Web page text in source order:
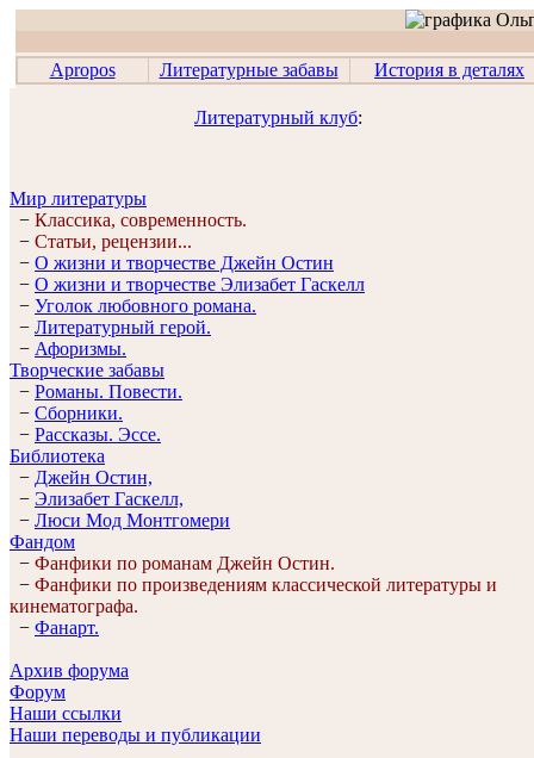
Apropos Литературные забавы История в деталях
Литературный клуб:
Мир литературы
− Классика, современность.
− Статьи, рецензии...
− О жизни и творчестве Джейн Остин
− О жизни и творчестве Элизабет Гaскелл
− Уголок любовного романа.
− Литературный герой.
− Афоризмы.
Творческие забавы
− Романы. Повести.
− Сборники.
− Рассказы. Эссe.
Библиотека
− Джейн Остин,
− Элизабет Гaскелл,
− Люси Мод Монтгомери
Фандом
− Фанфики по романам Джейн Остин.
− Фанфики по произведениям классической литературы и
кинематографа.
− Фанарт.
Архив форума
Форум
Наши ссылки
Наши переводы и публикации